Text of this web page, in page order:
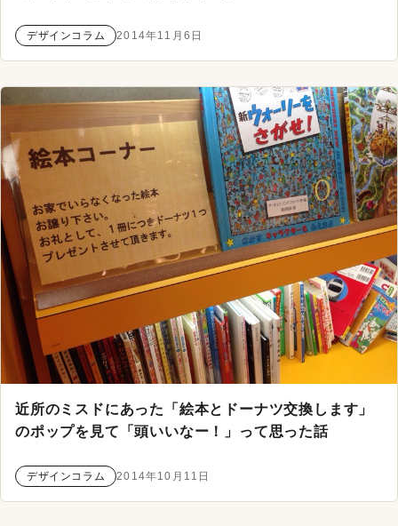
デザインコラム 2014年11月6日
近所のミスドにあった「絵本とドーナツ交換します」
のポップを見て「頭いいなー！」って思った話
デザインコラム 2014年10月11日